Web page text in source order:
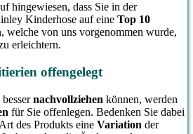
hingewiesen, dass Sie in der
Kinderhose auf eine Top 10
welche von uns vorgenommen wurde,
erleichtern.
offengelegt
nachvollziehen können, werden
für Sie offenlegen. Bedenken Sie dabei
des Produkts eine Variation der